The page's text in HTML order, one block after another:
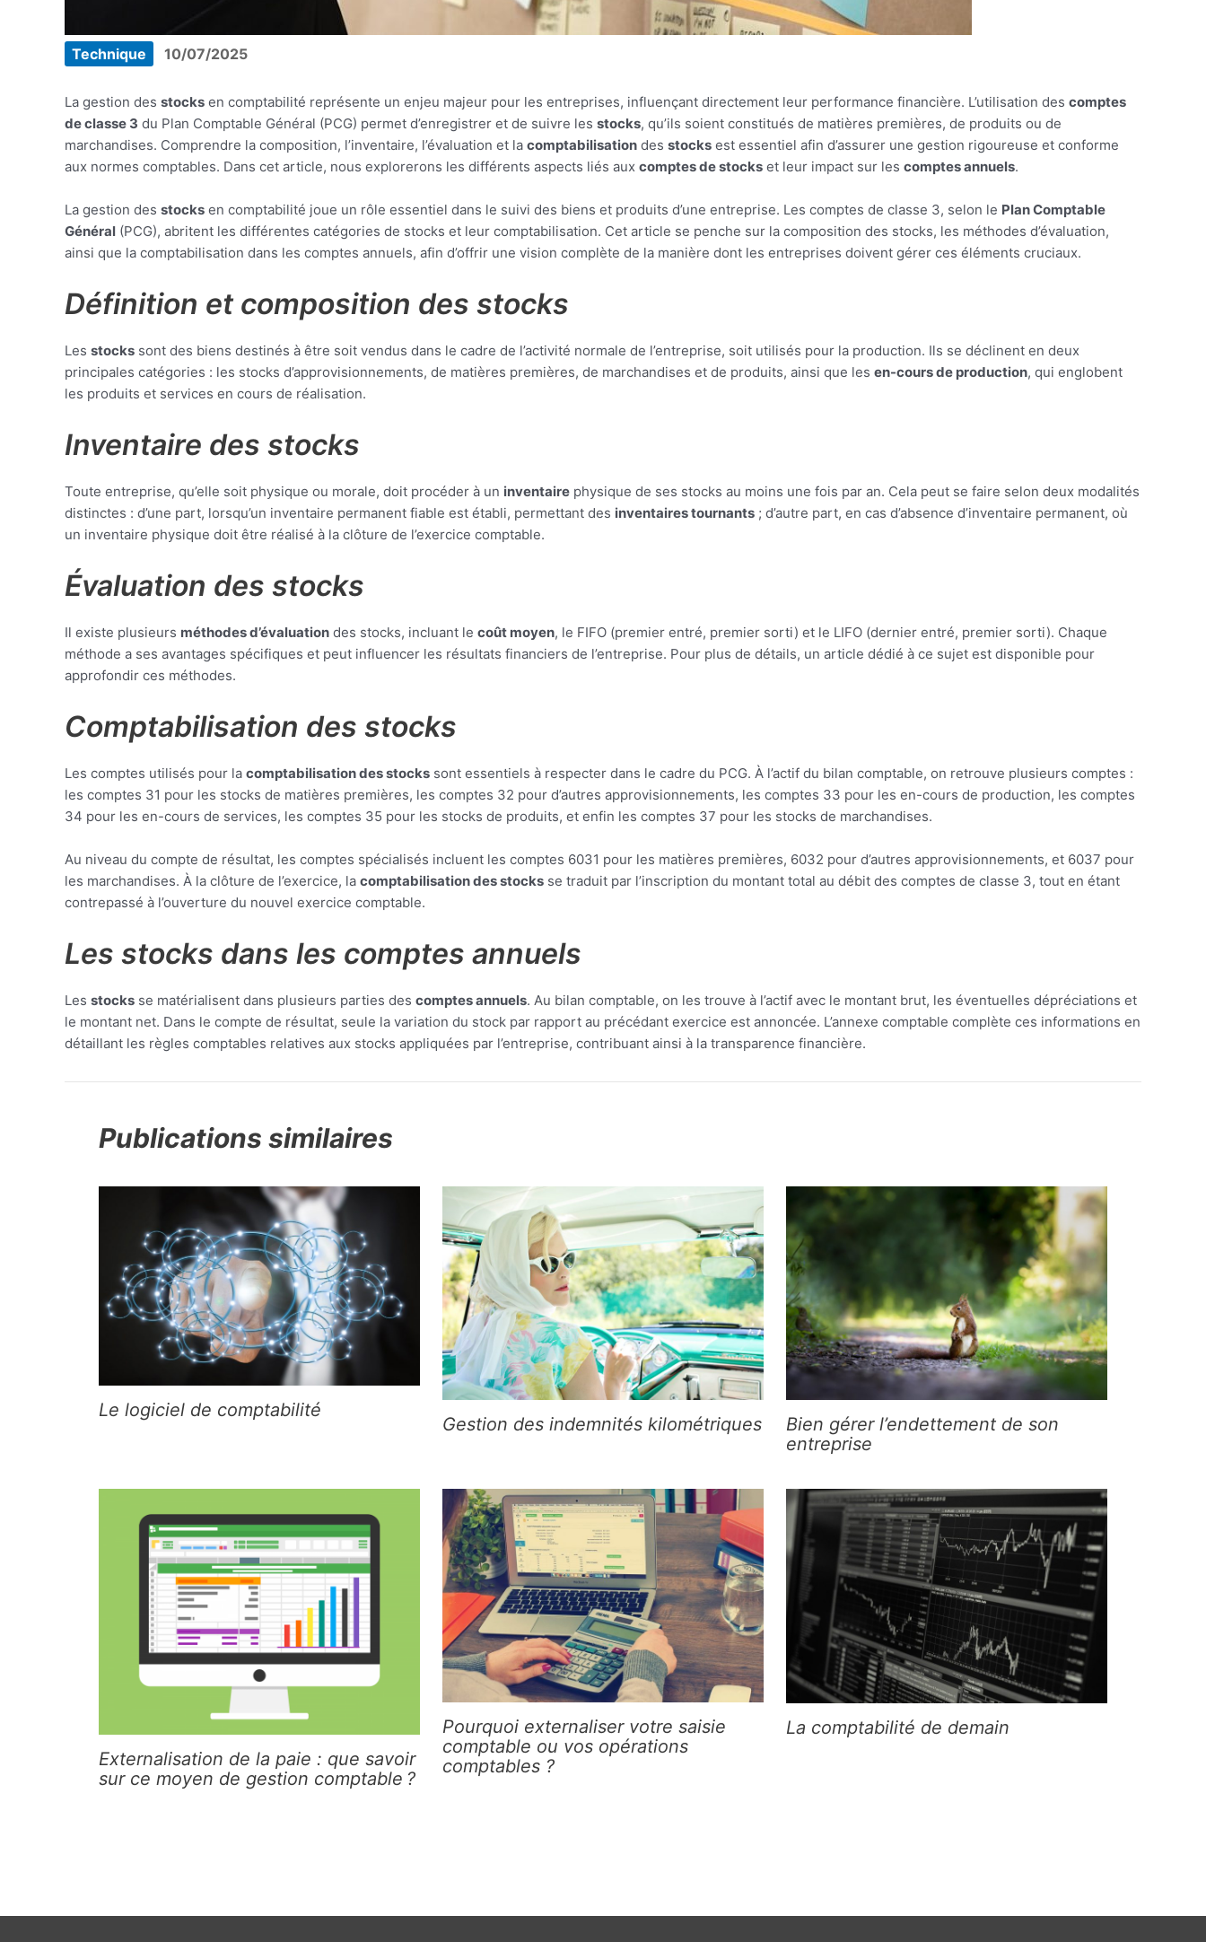
Technique 10/07/2025
La gestion des stocks en comptabilité représente un enjeu majeur pour les entreprises, influençant directement leur performance financière. L’utilisation des comptes
de classe 3 du Plan Comptable Général (PCG) permet d’enregistrer et de suivre les stocks, qu’ils soient constitués de matières premières, de produits ou de
marchandises. Comprendre la composition, l’inventaire, l’évaluation et la comptabilisation des stocks est essentiel afin d’assurer une gestion rigoureuse et conforme
aux normes comptables. Dans cet article, nous explorerons les différents aspects liés aux comptes de stocks et leur impact sur les comptes annuels.
La gestion des stocks en comptabilité joue un rôle essentiel dans le suivi des biens et produits d’une entreprise. Les comptes de classe 3, selon le Plan Comptable
Général (PCG), abritent les différentes catégories de stocks et leur comptabilisation. Cet article se penche sur la composition des stocks, les méthodes d’évaluation,
ainsi que la comptabilisation dans les comptes annuels, afin d’offrir une vision complète de la manière dont les entreprises doivent gérer ces éléments cruciaux.
Définition et composition des stocks
Les stocks sont des biens destinés à être soit vendus dans le cadre de l’activité normale de l’entreprise, soit utilisés pour la production. Ils se déclinent en deux
principales catégories : les stocks d’approvisionnements, de matières premières, de marchandises et de produits, ainsi que les en-cours de production, qui englobent
les produits et services en cours de réalisation.
Inventaire des stocks
Toute entreprise, qu’elle soit physique ou morale, doit procéder à un inventaire physique de ses stocks au moins une fois par an. Cela peut se faire selon deux modalités
distinctes : d’une part, lorsqu’un inventaire permanent fiable est établi, permettant des inventaires tournants ; d’autre part, en cas d’absence d’inventaire permanent, où
un inventaire physique doit être réalisé à la clôture de l’exercice comptable.
Évaluation des stocks
Il existe plusieurs méthodes d’évaluation des stocks, incluant le coût moyen, le FIFO (premier entré, premier sorti) et le LIFO (dernier entré, premier sorti). Chaque
méthode a ses avantages spécifiques et peut influencer les résultats financiers de l’entreprise. Pour plus de détails, un article dédié à ce sujet est disponible pour
approfondir ces méthodes.
Comptabilisation des stocks
Les comptes utilisés pour la comptabilisation des stocks sont essentiels à respecter dans le cadre du PCG. À l’actif du bilan comptable, on retrouve plusieurs comptes :
les comptes 31 pour les stocks de matières premières, les comptes 32 pour d’autres approvisionnements, les comptes 33 pour les en-cours de production, les comptes
34 pour les en-cours de services, les comptes 35 pour les stocks de produits, et enfin les comptes 37 pour les stocks de marchandises.
Au niveau du compte de résultat, les comptes spécialisés incluent les comptes 6031 pour les matières premières, 6032 pour d’autres approvisionnements, et 6037 pour
les marchandises. À la clôture de l’exercice, la comptabilisation des stocks se traduit par l’inscription du montant total au débit des comptes de classe 3, tout en étant
contrepassé à l’ouverture du nouvel exercice comptable.
Les stocks dans les comptes annuels
Les stocks se matérialisent dans plusieurs parties des comptes annuels. Au bilan comptable, on les trouve à l’actif avec le montant brut, les éventuelles dépréciations et
le montant net. Dans le compte de résultat, seule la variation du stock par rapport au précédant exercice est annoncée. L’annexe comptable complète ces informations en
détaillant les règles comptables relatives aux stocks appliquées par l’entreprise, contribuant ainsi à la transparence financière.
Publications similaires
Le logiciel de comptabilité
Gestion des indemnités kilométriques
Bien gérer l’endettement de son
entreprise
Externalisation de la paie : que savoir
sur ce moyen de gestion comptable ?
Pourquoi externaliser votre saisie
comptable ou vos opérations
comptables ?
La comptabilité de demain